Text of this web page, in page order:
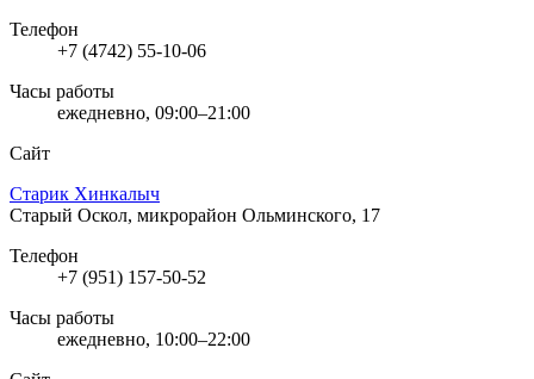
Телефон
+7 (4742) 55-10-06
Часы работы
ежедневно, 09:00–21:00
Сайт
Старик Хинкалыч
Старый Оскол, микрорайон Ольминского, 17
Телефон
+7 (951) 157-50-52
Часы работы
ежедневно, 10:00–22:00